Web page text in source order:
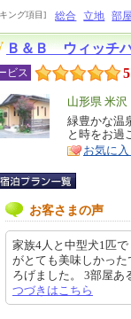
ング項目] 総合 立地 部屋
Ｂ＆Ｂ ウィッチ
ビス 5
エ
リ
ア
山形県 米
特
徴
緑豊かな温
と時をお過
お気に
お客さまの声
家族4人と中型犬1匹
がとても美味しかっ
ろげました。 3部屋
つづきはこちら